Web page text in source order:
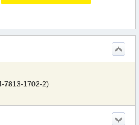
7813-1702-2)